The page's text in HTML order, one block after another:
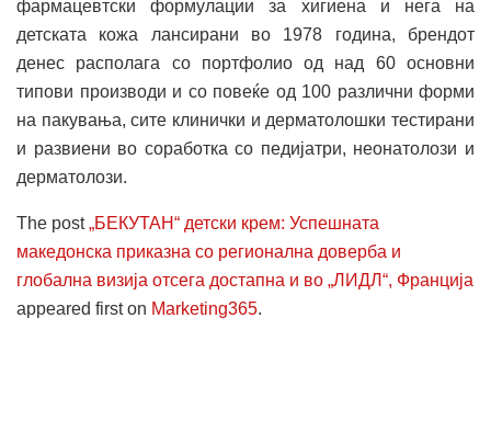
фармацевтски формулации за хигиена и нега на
детската кожа лансирани во 1978 година, брендот
денес располага со портфолио од над 60 основни
типови производи и со повеќе од 100 различни форми
на пакувања, сите клинички и дерматолошки тестирани
и развиени во соработка со педијатри, неонатолози и
дерматолози.
The post„БЕКУТАН“ детски крем: Успешната
македонска приказна со регионална доверба и
глобална визија отсега достапна и во „ЛИДЛ“, Франција
appeared first on Marketing365.